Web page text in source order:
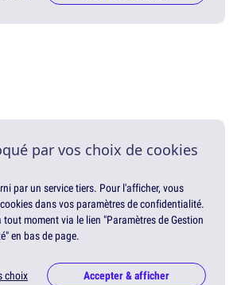
par vos choix de cookies
par un service tiers. Pour l'afficher, vous
dans vos paramètres de confidentialité.
moment via le lien "Paramètres de Gestion
en bas de page.
choix Accepter & afficher